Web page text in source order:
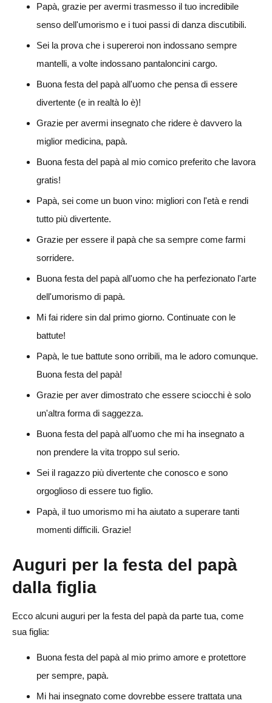
Papà, grazie per avermi trasmesso il tuo incredibile
senso dell'umorismo e i tuoi passi di danza discutibili.
Sei la prova che i supereroi non indossano sempre
mantelli, a volte indossano pantaloncini cargo.
Buona festa del papà all'uomo che pensa di essere
divertente (e in realtà lo è)!
Grazie per avermi insegnato che ridere è davvero la
miglior medicina, papà.
Buona festa del papà al mio comico preferito che lavora
gratis!
Papà, sei come un buon vino: migliori con l'età e rendi
tutto più divertente.
Grazie per essere il papà che sa sempre come farmi
sorridere.
Buona festa del papà all'uomo che ha perfezionato l'arte
dell'umorismo di papà.
Mi fai ridere sin dal primo giorno. Continuate con le
battute!
Papà, le tue battute sono orribili, ma le adoro comunque.
Buona festa del papà!
Grazie per aver dimostrato che essere sciocchi è solo
un'altra forma di saggezza.
Buona festa del papà all'uomo che mi ha insegnato a
non prendere la vita troppo sul serio.
Sei il ragazzo più divertente che conosco e sono
orgoglioso di essere tuo figlio.
Papà, il tuo umorismo mi ha aiutato a superare tanti
momenti difficili. Grazie!
Auguri per la festa del papà
dalla figlia
Ecco alcuni auguri per la festa del papà da parte tua, come
sua figlia:
Buona festa del papà al mio primo amore e protettore
per sempre, papà.
Mi hai insegnato come dovrebbe essere trattata una